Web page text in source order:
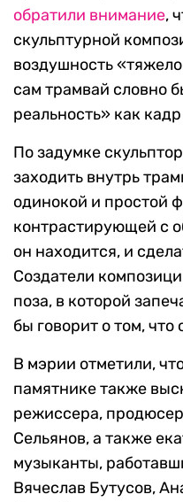
обратили внимание,
скульптурной
воздушность
сам трамвай словно
реальность» как
По задумке
заходить внутрь
одинокой и простой
контрастирующей с
он находится, и
Создатели
поза, в которой
бы говорит о том,
В мэрии отметили,
памятнике также
режиссера,
Сельянов, а также
музыканты,
Вячеслав Бутусов,